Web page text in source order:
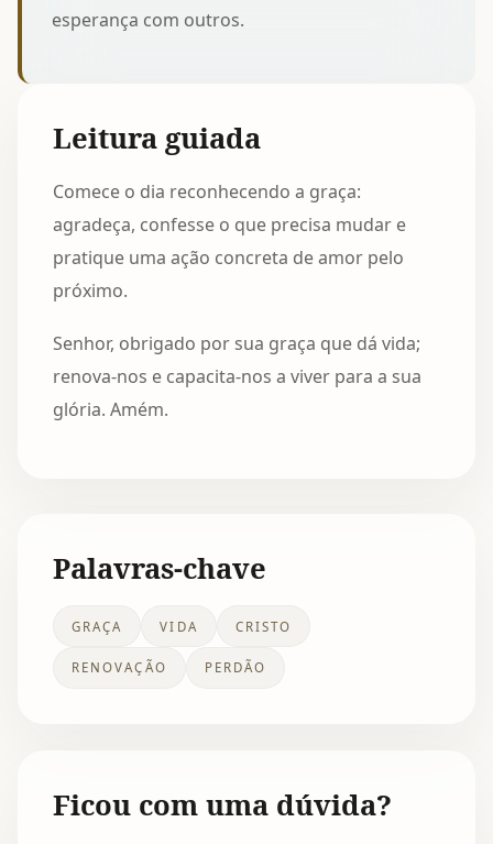
esperança com outros.
Leitura guiada
Comece o dia reconhecendo a graça:
agradeça, confesse o que precisa mudar e
pratique uma ação concreta de amor pelo
próximo.
Senhor, obrigado por sua graça que dá vida;
renova-nos e capacita-nos a viver para a sua
glória. Amém.
Palavras-chave
GRAÇA VIDA CRISTO
RENOVAÇÃO PERDÃO
Ficou com uma dúvida?